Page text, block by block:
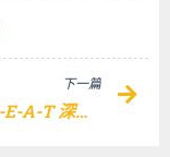
下一篇
Google E-E-A-T 深入解析，提升網站排名的關鍵 !